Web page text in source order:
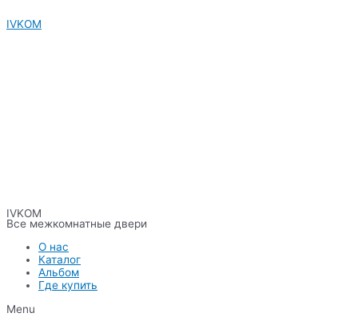
к
IVKOM
IVKOM
Все межкомнатные двери
О нас
Каталог
Альбом
Где купить
Menu